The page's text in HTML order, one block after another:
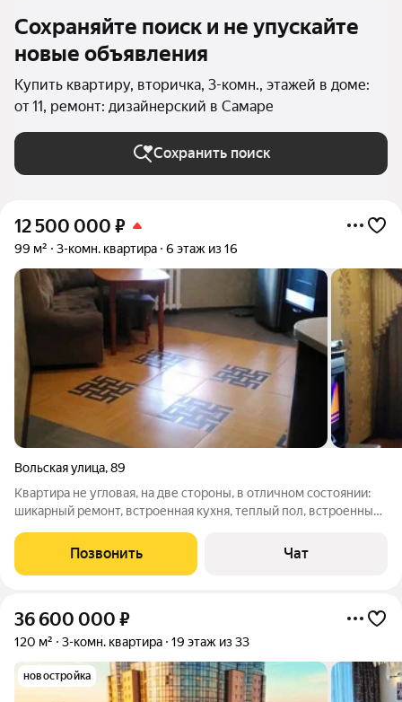
Сохраняйте поиск и не упускайте
новые объявления
Купить квартиру, вторичка, 3-комн., этажей в доме:
от 11, ремонт: дизайнерский в Самаре
Сохранить поиск
12 500 000 ₽
99 м² 3-комн. квартира 6 этаж из 16
Вольская улица,89
Квартира не угловая, на две стороны, в отличном состоянии:
шикарный ремонт, встроенная кухня, теплый пол, встроенный
взрослый собственник Прямая продажа ипотека возможна.
Позвонить Чат
36 600 000 ₽
120 м² 3-комн. квартира 19 этаж из 33
новостройка